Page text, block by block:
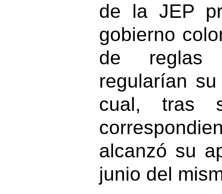
de la JEP
gobierno
de reglas
regularían
cual, tras
alcanzó su
junio del